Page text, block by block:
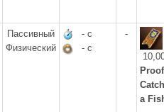
Пассивный
Физический
- с
- с
-
a